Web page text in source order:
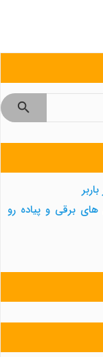
های برقی و پیاده رو